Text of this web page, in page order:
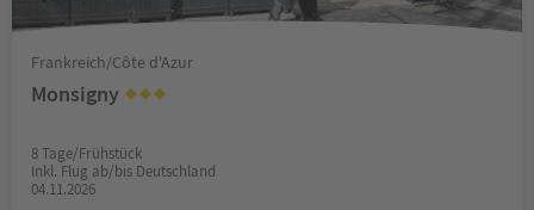
Frankreich/Côte d'Azur
Monsigny
8 Tage/Frühstück
Inkl. Flug ab/bis Deutschland
04.11.2026